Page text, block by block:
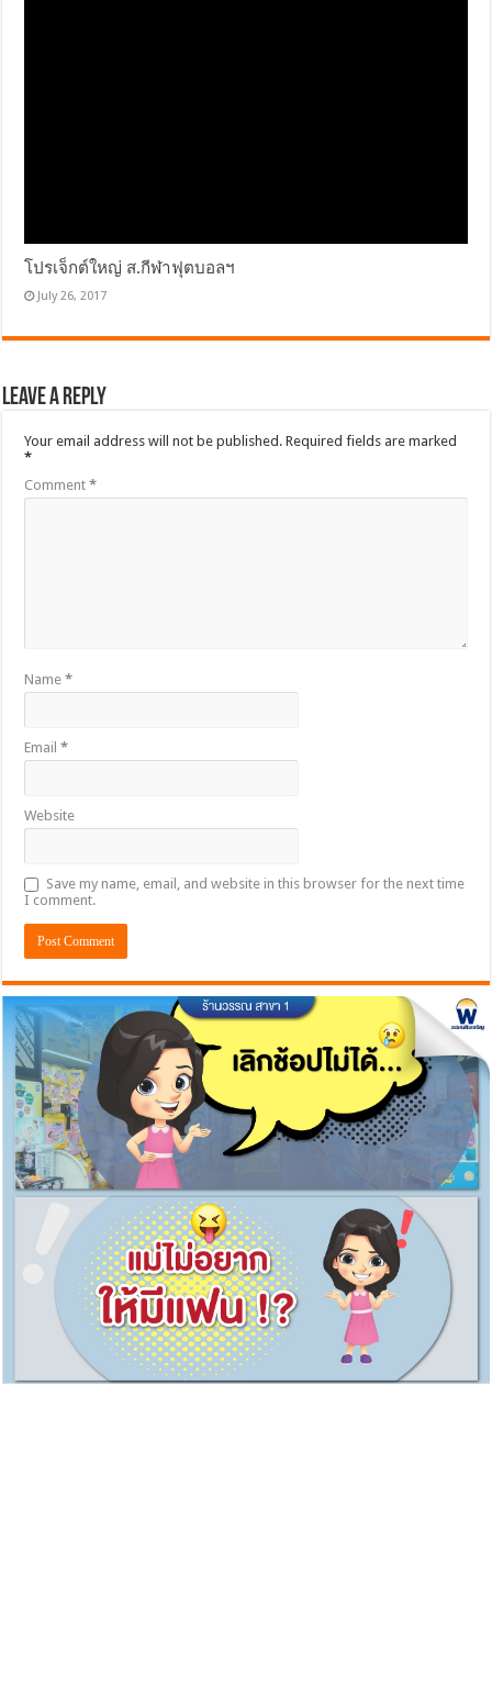
โปรเจ็กต์ใหญ่ ส.กีฬาฟุตบอลฯ
July 26, 2017
Leave a Reply
Your email address will not be published. Required fields are marked
*
Comment*
Name*
Email*
Website
Save my name, email, and website in this browser for the next time
I comment.